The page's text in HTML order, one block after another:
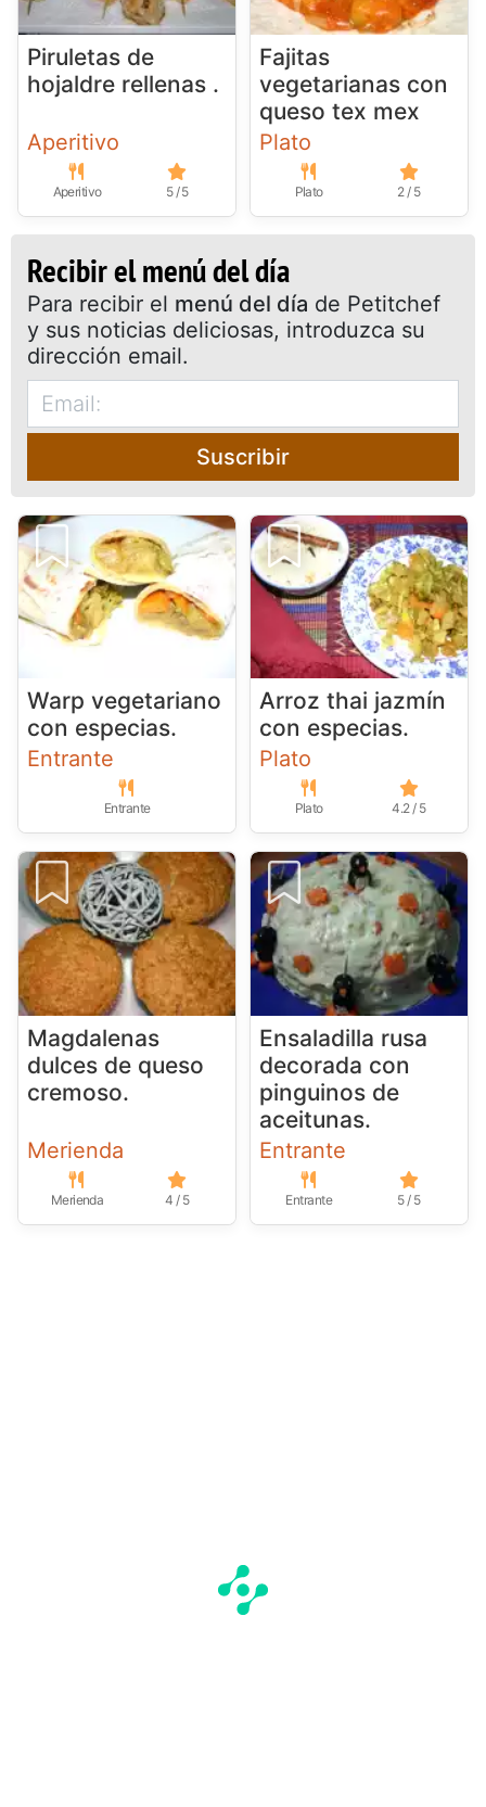
Piruletas de
hojaldre rellenas .
Aperitivo
Aperitivo 5 / 5
Fajitas
vegetarianas con
queso tex mex
Plato
Plato 2 / 5
Recibir el menú del día
Para recibir el menú del día de Petitchef
y sus noticias deliciosas, introduzca su
dirección email.
Suscribir
Warp vegetariano
con especias.
Entrante
Entrante
Arroz thai jazmín
con especias.
Plato
Plato 4.2 / 5
Magdalenas
dulces de queso
cremoso.
Merienda
Merienda 4 / 5
Ensaladilla rusa
decorada con
pinguinos de
aceitunas.
Entrante
Entrante 5 / 5